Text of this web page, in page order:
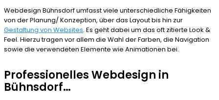
Webdesign Bühnsdorf umfasst viele unterschiedliche Fähigkeiten
von der Planung/ Konzeption, über das Layout bis hin zur
Gestaltung von Websites. Es geht dabei um das oft zitierte Look &
Feel. Hierzu tragen vor allem die Wahl der Farben, die Navigation
sowie die verwendeten Elemente wie Animationen bei.
Professionelles Webdesign in
Bühnsdorf…